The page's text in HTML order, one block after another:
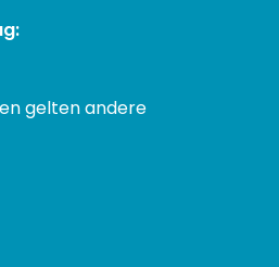
gelten andere